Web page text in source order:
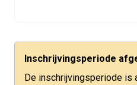
Inschrijvingsperiode
De inschrijvingsperiode is